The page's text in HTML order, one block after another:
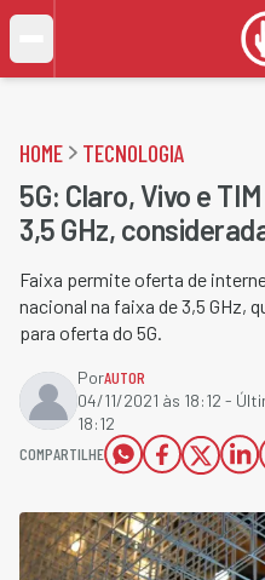
HOME TECNOLOGIA
5G: Claro, Vivo e
3,5 GHz,
Faixa permite oferta de
nacional na faixa de 3,5 GHz,
para oferta do 5G.
PorAUTOR
04/11/2021 às 18:12 -
18:12
COMPARTILHE